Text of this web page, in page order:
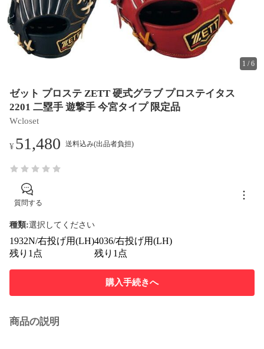
1 /6
ゼット プロステ ZETT 硬式グラブ プロステイタス
2201 二塁手 遊撃手 今宮タイプ 限定品
Wcloset
¥51,480 送料込み(出品者負担)
質問する
種類:選択してください
1932N/右投げ用(LH)
残り1点
4036/右投げ用(LH)
残り1点
購入手続きへ
商品の説明